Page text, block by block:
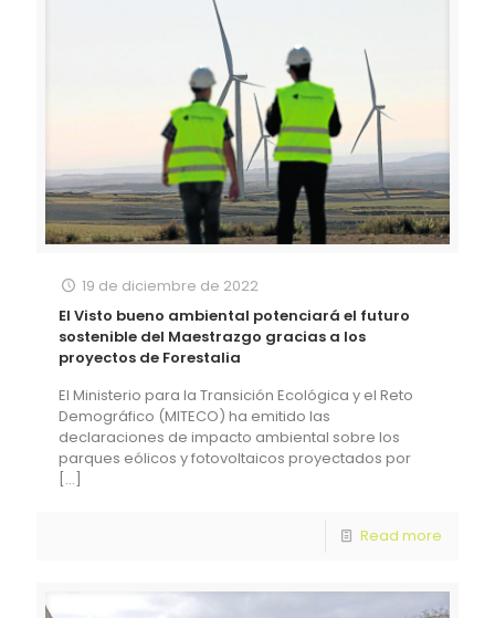
19 de diciembre de 2022
El Visto bueno ambiental potenciará el futuro
sostenible del Maestrazgo gracias a los
proyectos de Forestalia
El Ministerio para la Transición Ecológica y el Reto
Demográfico (MITECO) ha emitido las
declaraciones de impacto ambiental sobre los
parques eólicos y fotovoltaicos proyectados por
[…]
Read more